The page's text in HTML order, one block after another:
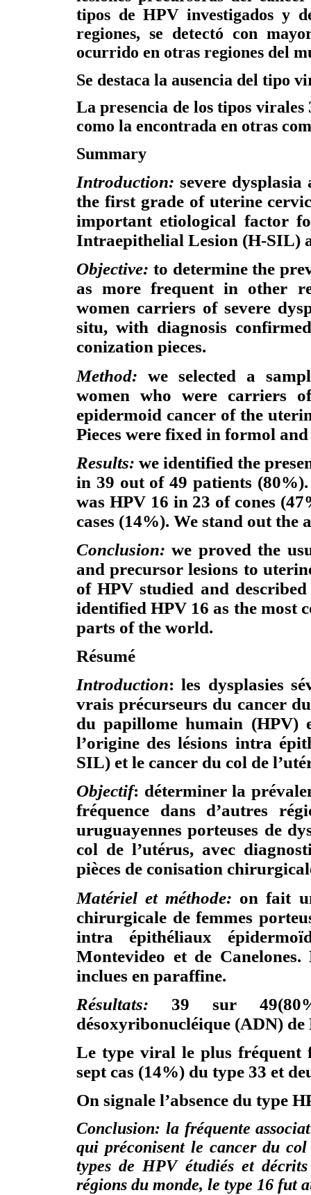
tipos de HPV investigados y
regiones, se detectó con
ocurrido en otras regiones del
Se destaca la ausencia del tipo
La presencia de los tipos
como la encontrada en otras
Summary
Introduction: severe
the first grade of uterine
important etiological factor
Intraepithelial Lesion (H-SIL)
Objective: to determine the
as more frequent in other
women carriers of severe
situ, with diagnosis
conization pieces.
Method:we selected a
women who were carriers
epidermoid cancer of the
Pieces were fixed in formol
Results: we identified the
in 39 out of 49 patients
was HPV 16 in 23 of cones
cases (14%). We stand out the
Conclusion: we proved the
and precursor lesions to
of HPV studied and
identified HPV 16 as the most
parts of the world.
Résumé
Introduction: les dysplasies
vrais précurseurs du cancer
du papillome humain (HPV)
l’origine des lésions intra
SIL) et le cancer du col de
Objectif: déterminer la
fréquence dans d’autres
uruguayennes porteuses de
col de l’utérus, avec
pièces de conisation
Matériel et méthode: on fait
chirurgicale de femmes
intra épithéliaux
Montevideo et de
inclues en paraffine.
Résultats: 39 sur
désoxyribonucléique (ADN) de
Le type viral le plus fréquent
sept cas (14%) du type 33 et
On signale l’absence du type
Conclusion: la fréquente
qui préconisent le cancer du
types de HPV étudiés et
régions du monde, le type 16 fut